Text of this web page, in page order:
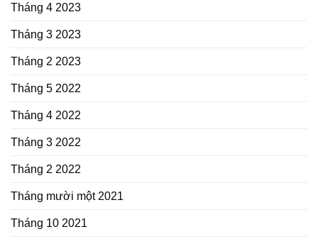
Tháng 4 2023
Tháng 3 2023
Tháng 2 2023
Tháng 5 2022
Tháng 4 2022
Tháng 3 2022
Tháng 2 2022
Tháng mười một 2021
Tháng 10 2021